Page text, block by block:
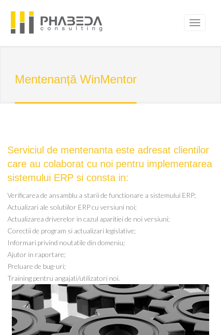
Mentenanță WinMentor
Serviciul de mentenanta este adresat clientilor
care au colaborat cu noi pentru implementarea
sistemului ERP si consta in:
Verificarea de ansamblu a starii de functionare a sistemului ERP;
Actualizari ale solutiilor ERP cu versiuni noi;
Actualizarea driverelor in cazul aparitiei de noi versiuni;
Corectii de program si actualizari legislative;
Informari privind noutatile din domeniu;
Ajutor in raportare;
Preluare de bug-uri;
Training pentru angajati/utilizatori noi.